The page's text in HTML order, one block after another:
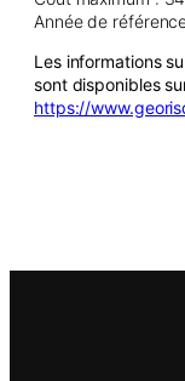
Année de
Les informations
sont disponibles
https://